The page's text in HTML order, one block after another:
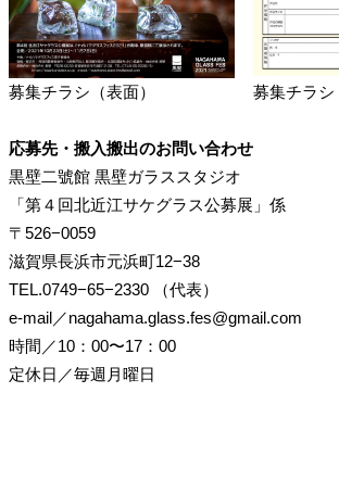
募集チラシ（表面） 募集チラシ
応募先・搬入搬出のお問い合わせ
黒壁二號館 黒壁ガラススタジオ
「第４回北近江サケグラス公募展」係
〒526−0059
滋賀県長浜市元浜町12−38
TEL.0749−65−2330 （代表）
e-mail／nagahama.glass.fes@gmail.com
時間／10：00〜17：00
定休日／毎週月曜日